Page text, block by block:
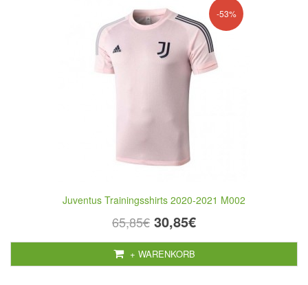
-53%
Juventus Trainingsshirts 2020-2021 M002
65,85€ 30,85€
+ WARENKORB